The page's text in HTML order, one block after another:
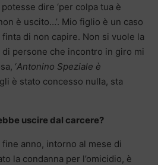
dire ‘per colpa tua è
è uscito…’. Mio figlio è un caso
di non capire. Non si vuole la
di persone che incontro in giro mi
‘Antonino Speziale è
è stato concesso nulla, sta
uscire dal carcere?
anno, intorno al mese di
la condanna per l’omicidio, è